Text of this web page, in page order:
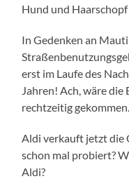
Hund und
In Gedenken an
erst im Laufe des
Jahren! Ach, wäre
rechtzeitig gekommen.
Aldi verkauft jetzt die
schon mal probiert?
Aldi?